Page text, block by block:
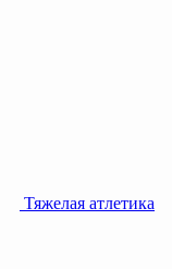
Тяжелая атлетика